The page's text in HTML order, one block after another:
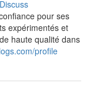
Discuss
pour ses
expérimentés et
haute qualité dans
profile